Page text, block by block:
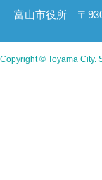
富山市役所 〒
Copyright © Toyama City.